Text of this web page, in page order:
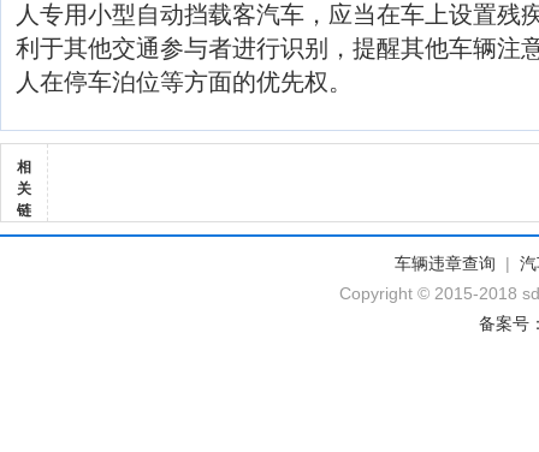
人专用小型自动挡载客汽车，应当在车上设置残
利于其他交通参与者进行识别，提醒其他车辆注
人在停车泊位等方面的优先权。
相
关
链
车辆违章查询 |
Copyright © 2015-2018
备案号